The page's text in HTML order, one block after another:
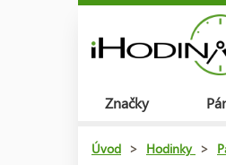
Značky
Úvod > Hodinky >